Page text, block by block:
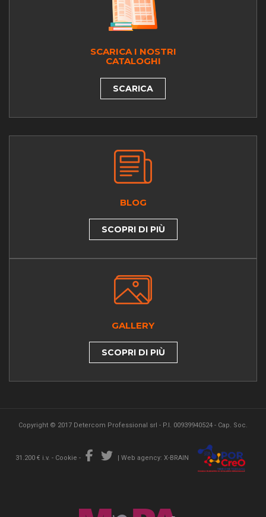
SCARICA I NOSTRI
CATALOGHI
SCARICA
BLOG
SCOPRI DI PIÙ
GALLERY
SCOPRI DI PIÙ
Copyright © 2017 Detercom Professional srl - P.I. 00939940524 - Cap. Soc.
31.200 € i.v. - Cookie - | Web agency: X-BRAIN